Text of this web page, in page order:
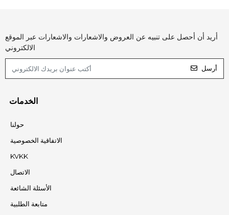
أريد أن أحصل على تنبيه عن العروض والاشعارات والاشعارات عبر الموقع
الالكتروني
أرسل
الخدمات
حولنا
الاتفاقية الخصوصية
KVKK
الاتصال
الأسئلة الشائعة
متابعة الطلبية